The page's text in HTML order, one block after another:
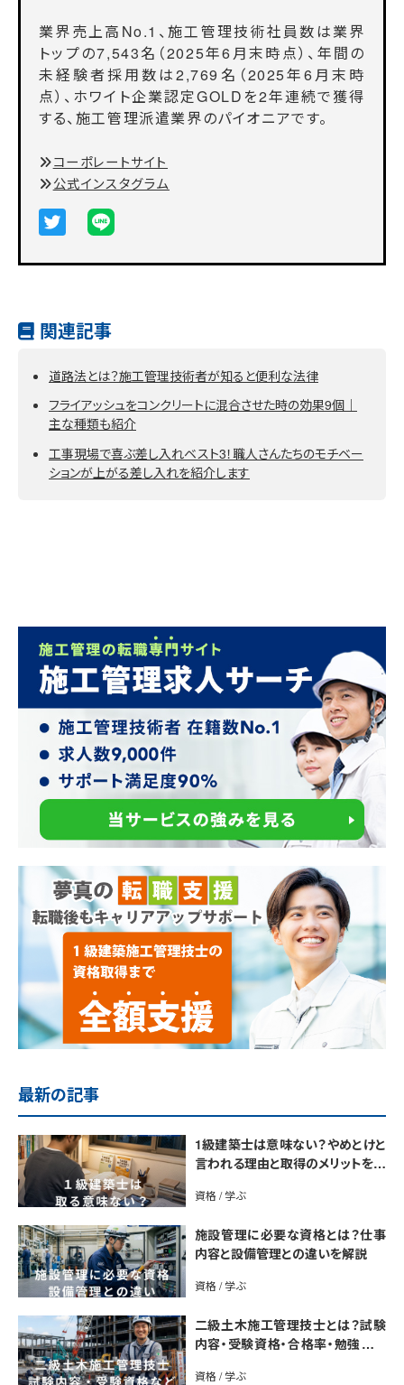
業界売上高No.1、施工管理技術社員数は業界
トップの7,543名（2025年6月末時点）、年間の
未経験者採用数は2,769名（2025年6月末時
点）、ホワイト企業認定GOLDを2年連続で獲得
する、施工管理派遣業界のパイオニアです。
コーポレートサイト
公式インスタグラム
関連記事
道路法とは？施工管理技術者が知ると便利な法律
フライアッシュをコンクリートに混合させた時の効果9個｜
主な種類も紹介
工事現場で喜ぶ差し入れベスト3！職人さんたちのモチベー
ションが上がる差し入れを紹介します
最新の記事
1級建築士は意味ない？やめとけと
言われる理由と取得のメリットを解
資格 / 学ぶ
施設管理に必要な資格とは？仕事
内容と設備管理との違いを解説
資格 / 学ぶ
二級土木施工管理技士とは？試験
内容・受験資格・合格率・勉強法を
資格 / 学ぶ